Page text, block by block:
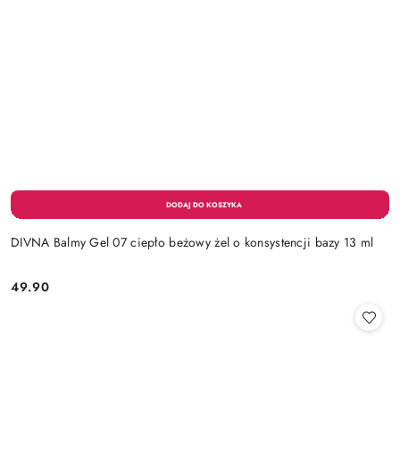
DIVNA Balmy Gel 07 ciepło beżowy żel o konsystencji bazy 13 ml
Cena:
49.90